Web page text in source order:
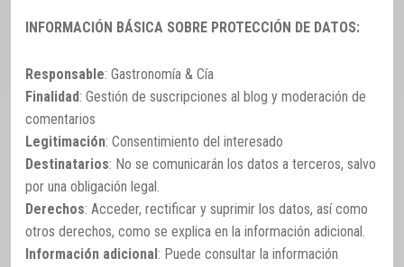
INFORMACIÓN BÁSICA SOBRE PROTECCIÓN DE DATOS:
Responsable: Gastronomía & Cía
Finalidad: Gestión de suscripciones al blog y moderación de
comentarios
Legitimación: Consentimiento del interesado
Destinatarios: No se comunicarán los datos a terceros, salvo
por una obligación legal.
Derechos: Acceder, rectificar y suprimir los datos, así como
otros derechos, como se explica en la información adicional.
Información adicional : Puede consultar la información